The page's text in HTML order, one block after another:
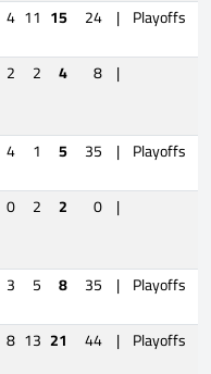
4 11 15 24 | Playoffs
2 2 4 8 |
4 1 5 35 | Playoffs
0 2 2 0 |
3 5 8 35 | Playoffs
8 13 21 44 | Playoffs